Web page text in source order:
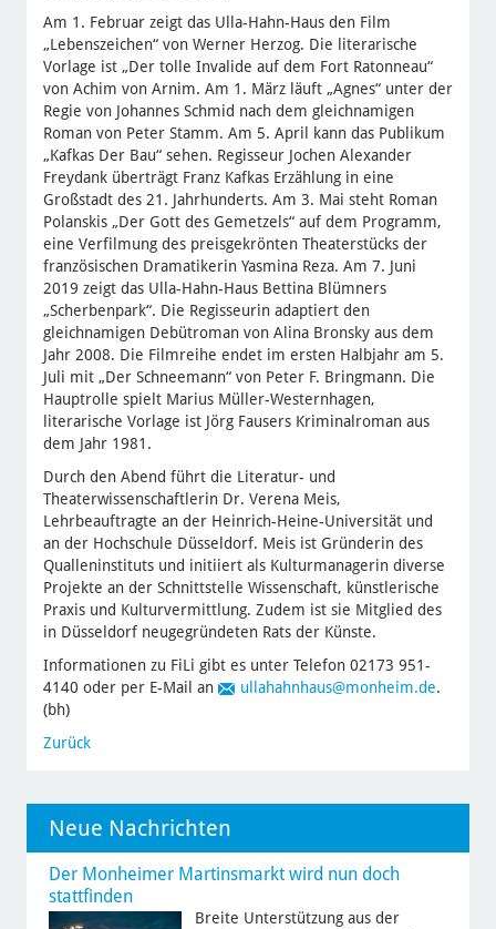
Am 1. Februar zeigt das Ulla-Hahn-Haus den Film
„Lebenszeichen“ von Werner Herzog. Die literarische
Vorlage ist „Der tolle Invalide auf dem Fort Ratonneau“
von Achim von Arnim. Am 1. März läuft „Agnes“ unter der
Regie von Johannes Schmid nach dem gleichnamigen
Roman von Peter Stamm. Am 5. April kann das Publikum
„Kafkas Der Bau“ sehen. Regisseur Jochen Alexander
Freydank überträgt Franz Kafkas Erzählung in eine
Großstadt des 21. Jahrhunderts. Am 3. Mai steht Roman
Polanskis „Der Gott des Gemetzels“ auf dem Programm,
eine Verfilmung des preisgekrönten Theaterstücks der
französischen Dramatikerin Yasmina Reza. Am 7. Juni
2019 zeigt das Ulla-Hahn-Haus Bettina Blümners
„Scherbenpark“. Die Regisseurin adaptiert den
gleichnamigen Debütroman von Alina Bronsky aus dem
Jahr 2008. Die Filmreihe endet im ersten Halbjahr am 5.
Juli mit „Der Schneemann“ von Peter F. Bringmann. Die
Hauptrolle spielt Marius Müller-Westernhagen,
literarische Vorlage ist Jörg Fausers Kriminalroman aus
dem Jahr 1981.
Durch den Abend führt die Literatur- und
Theaterwissenschaftlerin Dr. Verena Meis,
Lehrbeauftragte an der Heinrich-Heine-Universität und
an der Hochschule Düsseldorf. Meis ist Gründerin des
Qualleninstituts und initiiert als Kulturmanagerin diverse
Projekte an der Schnittstelle Wissenschaft, künstlerische
Praxis und Kulturvermittlung. Zudem ist sie Mitglied des
in Düsseldorf neugegründeten Rats der Künste.
Informationen zu FiLi gibt es unter Telefon 02173 951-
4140 oder per E-Mail an
ullahahnhaus@monheim.de.
(bh)
Zurück
Neue Nachrichten
Der Monheimer Martinsmarkt wird nun doch
stattfinden
Breite Unterstützung aus der